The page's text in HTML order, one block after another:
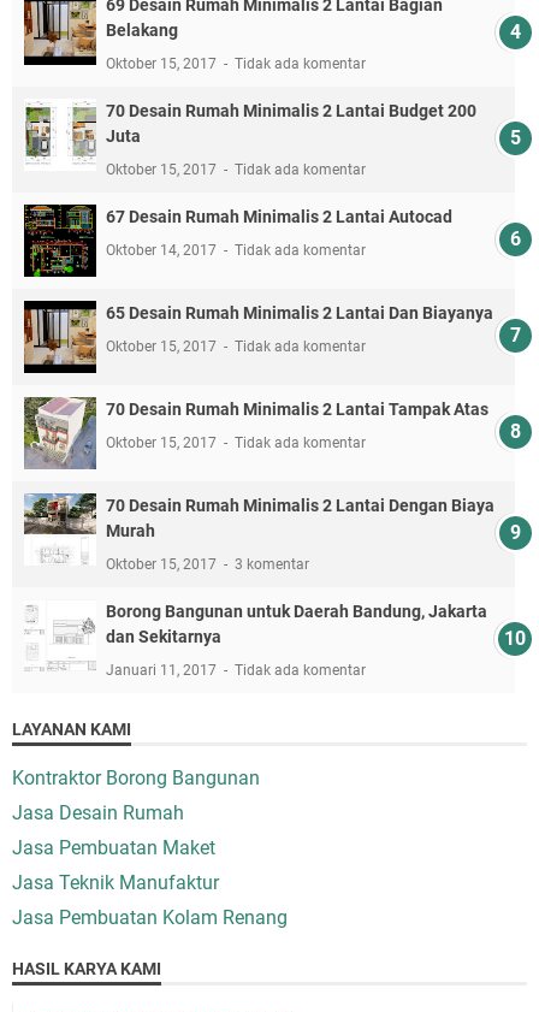
69 Desain Rumah Minimalis 2 Lantai Bagian
Belakang
Oktober 15, 2017 Tidak ada komentar
70 Desain Rumah Minimalis 2 Lantai Budget 200
Juta
Oktober 15, 2017 Tidak ada komentar
67 Desain Rumah Minimalis 2 Lantai Autocad
Oktober 14, 2017 Tidak ada komentar
65 Desain Rumah Minimalis 2 Lantai Dan Biayanya
Oktober 15, 2017 Tidak ada komentar
70 Desain Rumah Minimalis 2 Lantai Tampak Atas
Oktober 15, 2017 Tidak ada komentar
70 Desain Rumah Minimalis 2 Lantai Dengan Biaya
Murah
Oktober 15, 2017 3 komentar
Borong Bangunan untuk Daerah Bandung, Jakarta
dan Sekitarnya
Januari 11, 2017 Tidak ada komentar
LAYANAN KAMI
Kontraktor Borong Bangunan
Jasa Desain Rumah
Jasa Pembuatan Maket
Jasa Teknik Manufaktur
Jasa Pembuatan Kolam Renang
HASIL KARYA KAMI